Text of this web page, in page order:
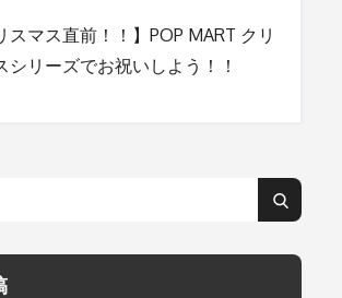
スマス直前！！】POP MART クリ
シリーズでお祝いしよう！！
Search